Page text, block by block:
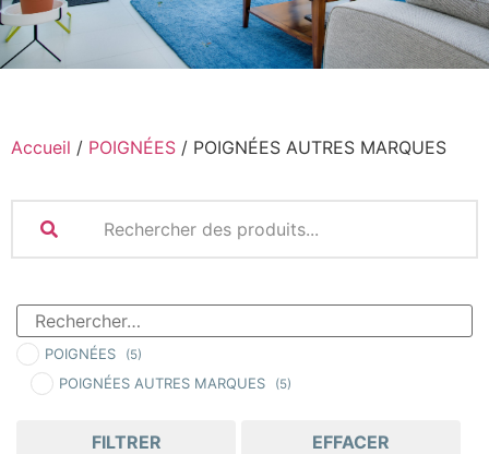
Accueil / POIGNÉES / POIGNÉES AUTRES MARQUES
POIGNÉES (5)
POIGNÉES AUTRES MARQUES (5)
FILTRER EFFACER